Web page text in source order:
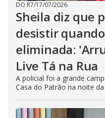
DO R7/17/07/2026
Sheila diz que
desistir
eliminada:
Live Tá na Rua
A policial foi a grande
Casa do Patrão na noite